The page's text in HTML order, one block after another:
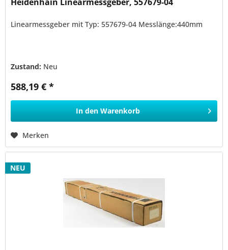
Linearmessgeber mit Typ: 557679-04 Messlänge:440mm
Zustand: Neu
588,19 € *
In den Warenkorb
Merken
NEU